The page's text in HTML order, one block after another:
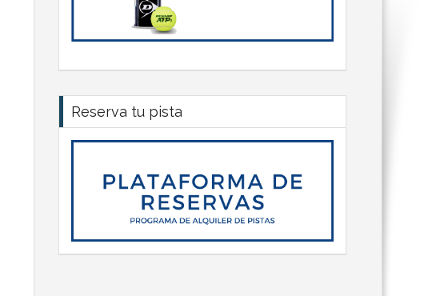
Reserva tu pista